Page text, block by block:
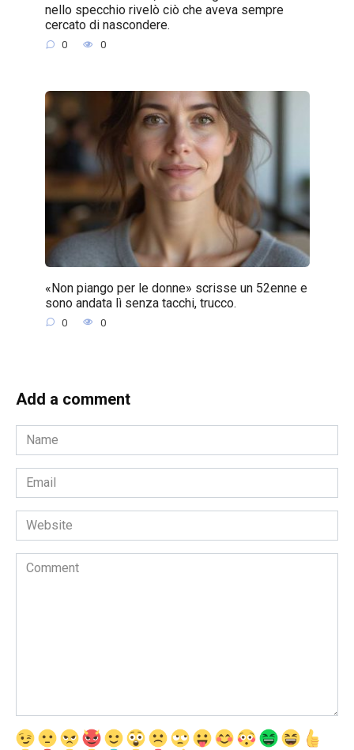
nello specchio rivelò ciò che aveva sempre
cercato di nascondere.
0 0
«Non piango per le donne» scrisse un 52enne e
sono andata lì senza tacchi, trucco.
0 0
Add a comment
Name
*
Email
*
Website
Comment